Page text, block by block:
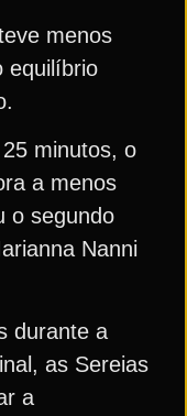
menos
equilíbrio
minutos, o
a menos
o segundo
Nanni
durante a
as Sereias
a